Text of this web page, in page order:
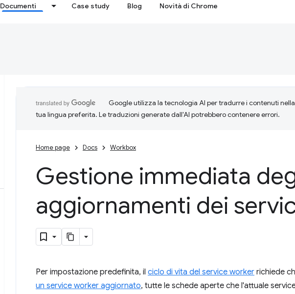
Documenti Case study Blog Novità di Chrome
Google utilizza la tecnologia AI per tradurre i contenuti nella
tua lingua preferita. Le traduzioni generate dall'AI potrebbero contenere errori.
Home page Docs Workbox
Gestione immediata
aggiornamenti dei
Per impostazione predefinita, il ciclo di vita del service worker richiede
un service worker aggiornato, tutte le schede aperte che l'attuale